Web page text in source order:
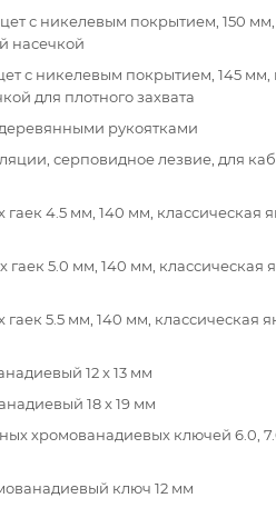
с никелевым покрытием, 150 мм,
насечкой
с никелевым покрытием, 145
для плотного захвата
рукоятками
серповидное лезвие, для
гаек 4.5 мм, 140 мм, классическая
гаек 5.0 мм, 140 мм, классическая
5.5 мм, 140 мм, классическая
12 x 13 мм
18 x 19 мм
хромованадиевых ключей 6.0, 7.0,
ключ 12 мм